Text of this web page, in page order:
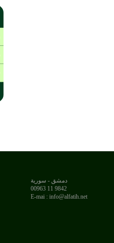
دمشق - سورية
9842 11 00963
E-mai : info@alfatih.net